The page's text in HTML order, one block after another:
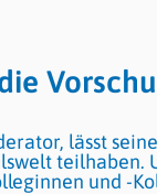
lässt
teilhaben.
und -